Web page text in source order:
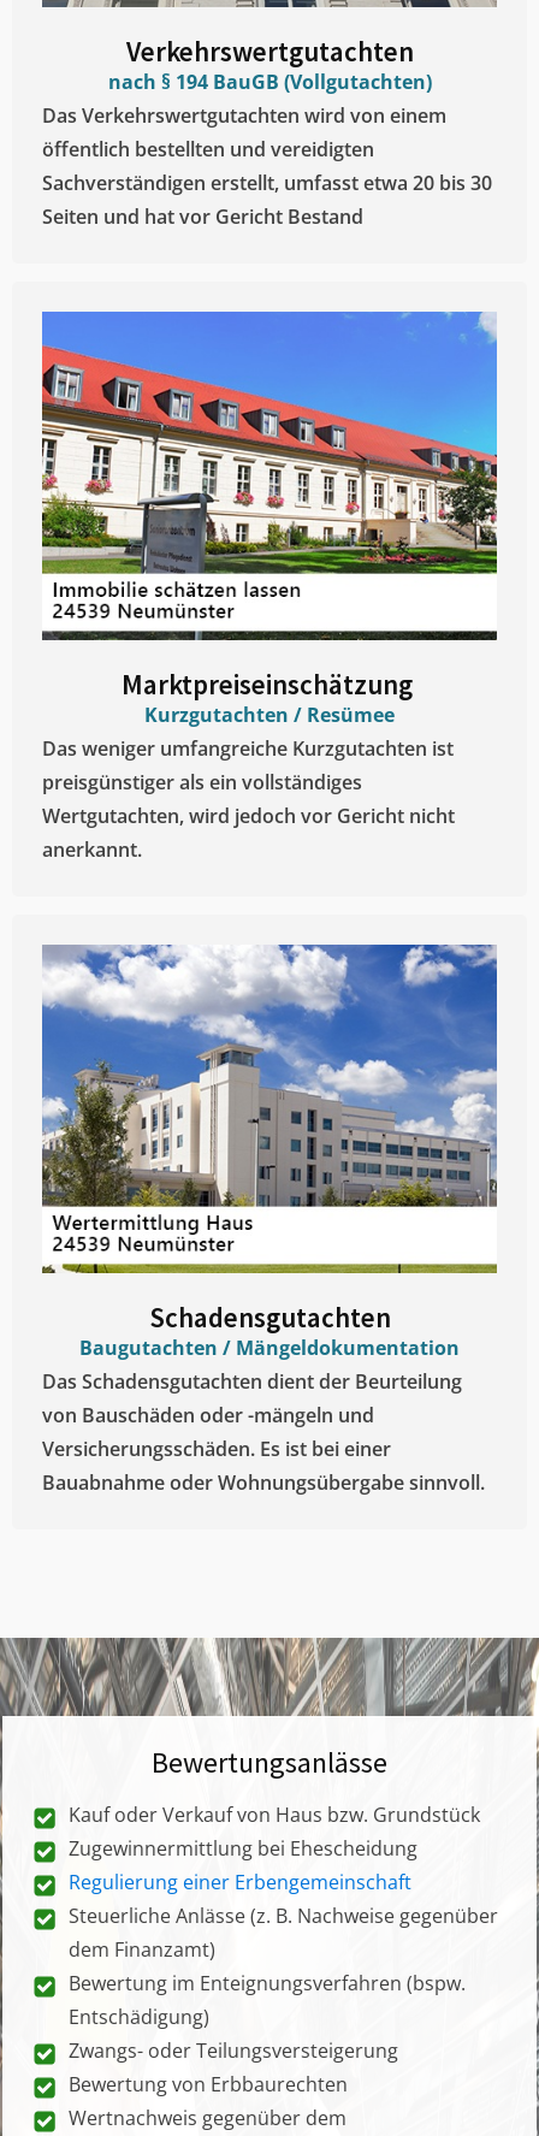
Verkehrswertgutachten
nach § 194 BauGB (Vollgutachten)
Das Verkehrswertgutachten wird von einem
öffentlich bestellten und vereidigten
Sachverständigen erstellt, umfasst etwa 20 bis 30
Seiten und hat vor Gericht Bestand
Marktpreiseinschätzung ​
Kurzgutachten / Resümee
Das weniger umfangreiche Kurzgutachten ist
preisgünstiger als ein vollständiges
Wertgutachten, wird jedoch vor Gericht nicht
anerkannt.
Schadensgutachten
Baugutachten / Mängeldokumentation
Das Schadensgutachten dient der Beurteilung
von Bauschäden oder -mängeln und
Versicherungsschäden. Es ist bei einer
Bauabnahme oder Wohnungsübergabe sinnvoll.
Bewertungsanlässe
Kauf oder Verkauf von Haus bzw. Grundstück
Zugewinnermittlung bei Ehescheidung
Regulierung einer Erbengemeinschaft
Steuerliche Anlässe (z. B. Nachweise gegenüber
dem Finanzamt)
Bewertung im Enteignungsverfahren (bspw.
Entschädigung)
Zwangs- oder Teilungsversteigerung
Bewertung von Erbbaurechten
Wertnachweis gegenüber dem